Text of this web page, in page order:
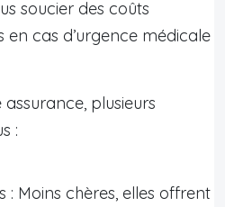
soucier des coûts
cas d’urgence médicale
plusieurs
:
: Moins chères, elles offrent